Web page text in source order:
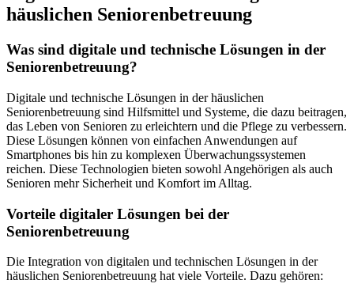
häuslichen Seniorenbetreuung
Was sind digitale und technische Lösungen in der
Seniorenbetreuung?
Digitale und technische Lösungen in der häuslichen
Seniorenbetreuung sind Hilfsmittel und Systeme, die dazu beitragen,
das Leben von Senioren zu erleichtern und die Pflege zu verbessern.
Diese Lösungen können von einfachen Anwendungen auf
Smartphones bis hin zu komplexen Überwachungssystemen
reichen. Diese Technologien bieten sowohl Angehörigen als auch
Senioren mehr Sicherheit und Komfort im Alltag.
Vorteile digitaler Lösungen bei der
Seniorenbetreuung
Die Integration von digitalen und technischen Lösungen in der
häuslichen Seniorenbetreuung hat viele Vorteile. Dazu gehören: